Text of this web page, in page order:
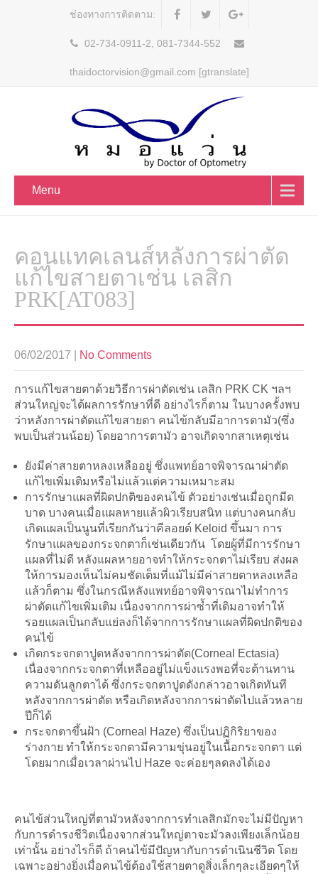
ช่องทางการติดตาม:
02-734-0911-2, 081-7344-552
thaidoctorvision@gmail.com [gtranslate]
Menu
คอนแทคเลนส์หลังการผ่าตัด
แก้ไขสายตาเช่น เลสิก
PRK[AT083]
06/02/2017 No Comments
การแก้ไขสายตาด้วยวิธีการผ่าตัดเช่น เลสิก PRK CK ฯลฯ
ส่วนใหญ่จะได้ผลการรักษาที่ดี อย่างไรก็ตาม ในบางครั้งพบ
ว่าหลังการผ่าตัดแก้ไขสายตา คนไข้กลับมีอาการตามัว(ซึ่ง
พบเป็นส่วนน้อย) โดยอาการตามัว อาจเกิดจากสาเหตุเช่น
ยังมีค่าสายตาหลงเหลืออยู่ ซึ่งแพทย์อาจพิจารณาผ่าตัด
แก้ไขเพิ่มเติมหรือไม่แล้วแต่ความเหมาะสม
การรักษาแผลที่ผิดปกติของคนไข้ ตัวอย่างเช่นเมื่อถูกมีด
บาด บางคนเมื่อแผลหายแล้วผิวเรียบสนิท แต่บางคนกลับ
เกิดแผลเป็นนูนที่เรียกกันว่าคีลอยด์ Keloid ขึ้นมา การ
รักษาแผลของกระจกตาก็เช่นเดียวกัน โดยผู้ที่มีการรักษา
แผลที่ไม่ดี หลังแผลหายอาจทำให้กระจกตาไม่เรียบ ส่งผล
ให้การมองเห็นไม่คมชัดเต็มที่แม้ไม่มีค่าสายตาหลงเหลือ
แล้วก็ตาม ซึ่งในกรณีหลังแพทย์อาจพิจารณาไม่ทำการ
ผ่าตัดแก้ไขเพิ่มเติม เนื่องจากการผ่าซ้ำที่เดิมอาจทำให้
รอยแผลเป็นกลับแย่ลงก็ได้จากการรักษาแผลที่ผิดปกติของ
คนไข้
เกิดกระจกตาปูดหลังจากการผ่าตัด(Corneal Ectasia)
เนื่องจากกระจกตาที่เหลืออยู่ไม่แข็งแรงพอที่จะต้านทาน
ความดันลูกตาได้ ซึ่งกระจกตาปูดดังกล่าวอาจเกิดทันที
หลังจากการผ่าตัด หรือเกิดหลังจากการผ่าตัดไปแล้วหลาย
ปีก็ได้
กระจกตาขึ้นฝ้า (Corneal Haze) ซึ่งเป็นปฏิกิริยาของ
ร่างกาย ทำให้กระจกตามีความขุ่นอยู่ในเนื้อกระจกตา แต่
โดยมากเมื่อเวลาผ่านไป Haze จะค่อยๆลดลงได้เอง
คนไข้ส่วนใหญ่ที่ตามัวหลังจากการทำเลสิกมักจะไม่มีปัญหา
กับการดำรงชีวิตเนื่องจากส่วนใหญ่ตาจะมัวลงเพียงเล็กน้อย
เท่านั้น อย่างไรก็ดี ถ้าคนไข้มีปัญหากับการดำเนินชีวิต โดย
เฉพาะอย่างยิ่งเมื่อคนไข้ต้องใช้สายตาดูสิ่งเล็กๆละเอียดๆให้